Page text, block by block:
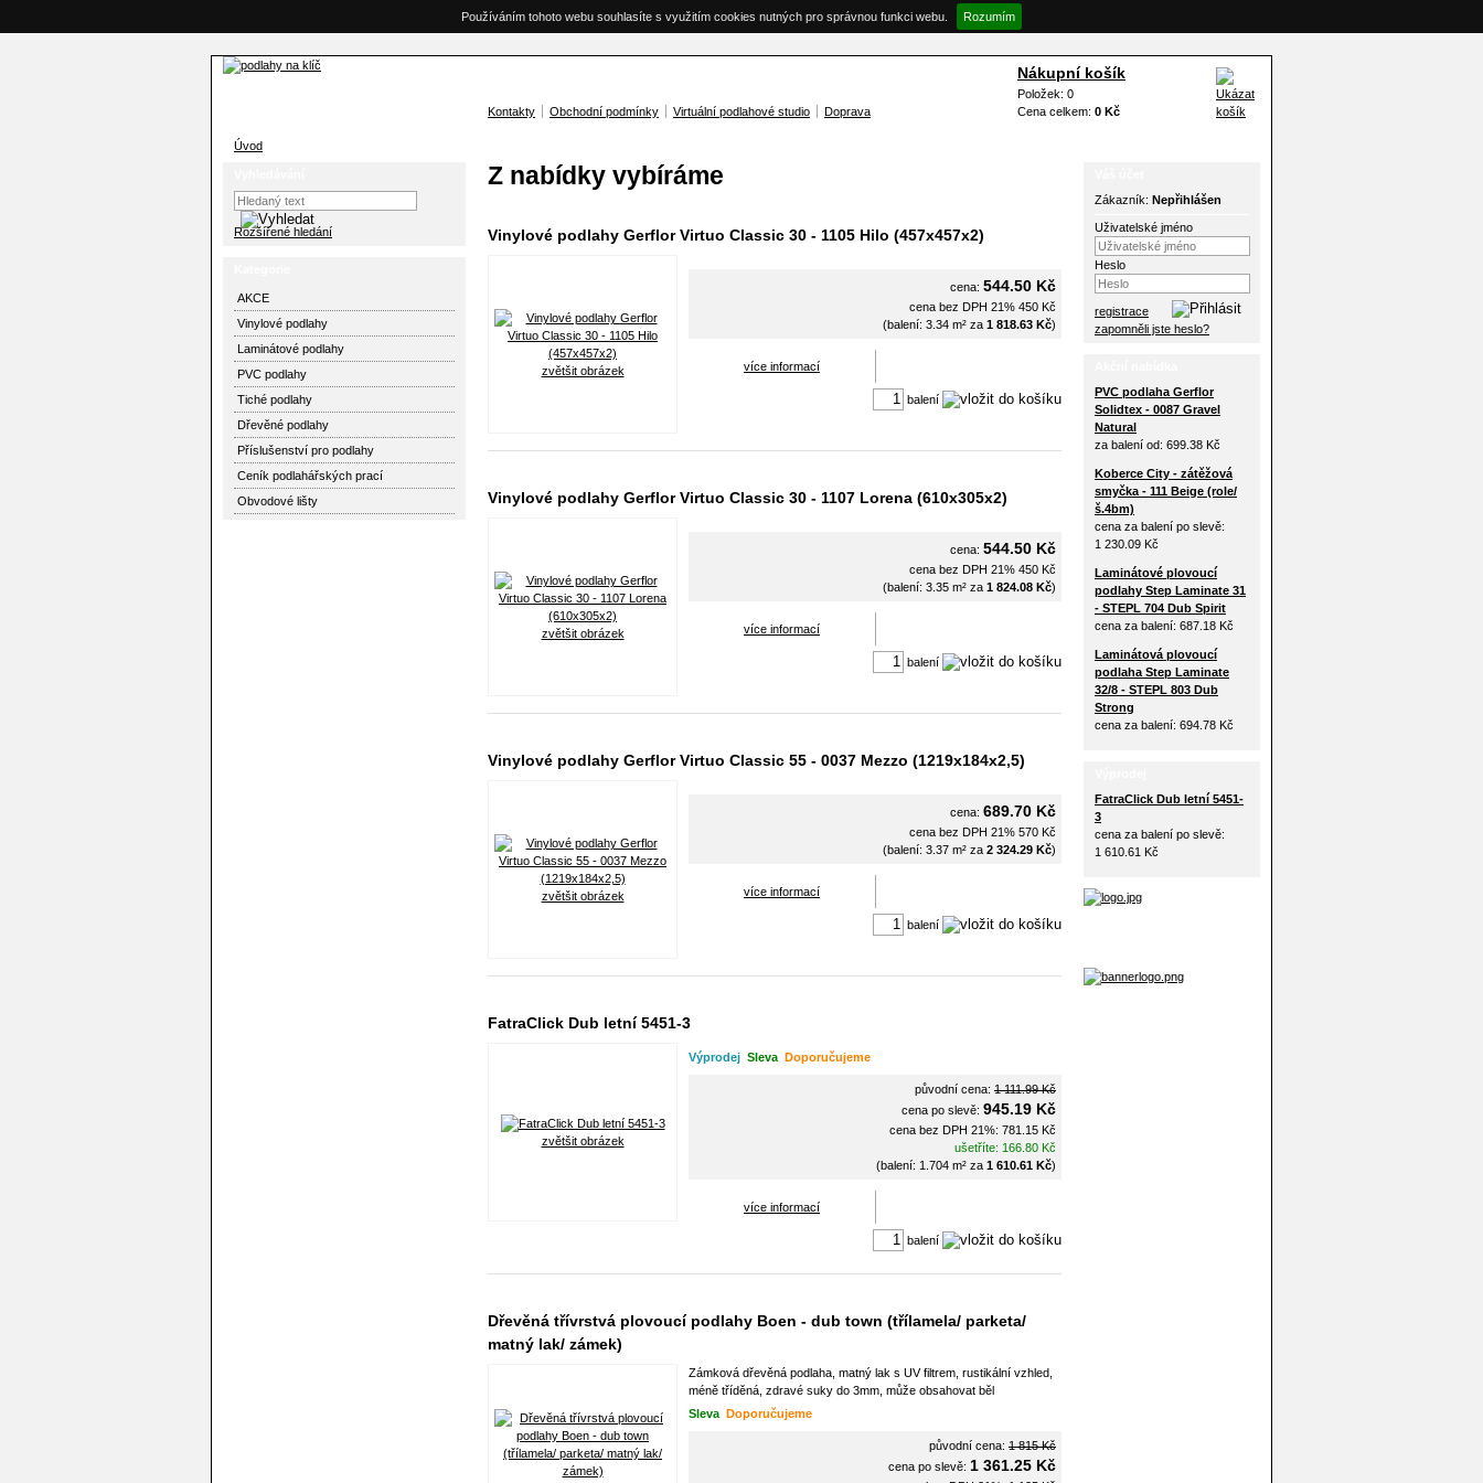
Používáním tohoto webu souhlasíte s využitím cookies nutných pro správnou funkci webu. Rozumím
Kontakty Obchodní podmínky Virtuální podlahové studio Doprava
Nákupní košík
Položek: 0
Cena celkem: 0 Kč
Úvod
Rozšířené hledání
AKCE
Vinylové podlahy
Laminátové podlahy
PVC podlahy
Tiché podlahy
Dřevěné podlahy
Příslušenství pro podlahy
Ceník podlahářských prací
Obvodové lišty
Z nabídky vybíráme
Vinylové podlahy Gerflor Virtuo Classic 30 - 1105 Hilo (457x457x2)
zvětšit obrázek
cena: 544.50 Kč
cena bez DPH 21% 450 Kč
(balení: 3.34 m² za 1 818.63 Kč)
více informací
balení
Vinylové podlahy Gerflor Virtuo Classic 30 - 1107 Lorena (610x305x2)
zvětšit obrázek
cena: 544.50 Kč
cena bez DPH 21% 450 Kč
(balení: 3.35 m² za 1 824.08 Kč)
více informací
balení
Vinylové podlahy Gerflor Virtuo Classic 55 - 0037 Mezzo (1219x184x2,5)
zvětšit obrázek
cena: 689.70 Kč
cena bez DPH 21% 570 Kč
(balení: 3.37 m² za 2 324.29 Kč)
více informací
balení
FatraClick Dub letní 5451-3
zvětšit obrázek
Výprodej Sleva Doporučujeme
původní cena: 1 111.99 Kč
cena po slevě: 945.19 Kč
cena bez DPH 21%: 781.15 Kč
ušetříte: 166.80 Kč
(balení: 1.704 m² za 1 610.61 Kč)
více informací
balení
Dřevěná třívrstvá plovoucí podlahy Boen - dub town (třílamela/ parketa/
matný lak/ zámek)
Zámková dřevěná podlaha, matný lak s UV filtrem, rustikální vzhled,
méně tříděná, zdravé suky do 3mm, může obsahovat běl
Sleva Doporučujeme
původní cena: 1 815 Kč
cena po slevě: 1 361.25 Kč
Zákazník: Nepřihlášen
Uživatelské jméno
Heslo
registrace
zapomněli jste heslo?
PVC podlaha Gerflor
Solidtex - 0087 Gravel
Natural
za balení od: 699.38 Kč
Koberce City - zátěžová
smyčka - 111 Beige (role/
š.4bm)
cena za balení po slevě:
1 230.09 Kč
Laminátové plovoucí
podlahy Step Laminate 31
- STEPL 704 Dub Spirit
cena za balení: 687.18 Kč
Laminátová plovoucí
podlaha Step Laminate
32/8 - STEPL 803 Dub
Strong
cena za balení: 694.78 Kč
FatraClick Dub letní 5451-
3
cena za balení po slevě:
1 610.61 Kč